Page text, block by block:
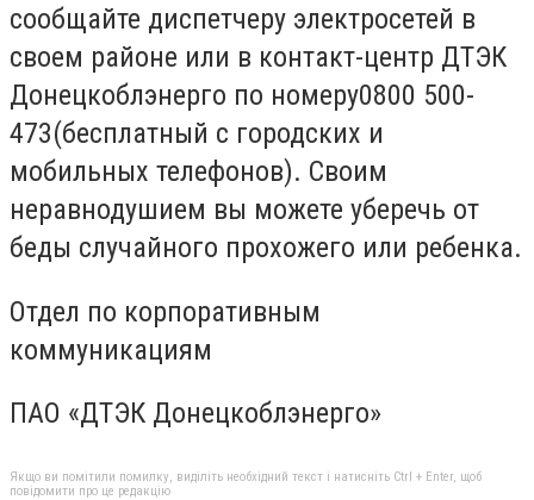
сообщайте диспетчеру электросетей в
своем районе или в контакт-центр ДТЭК
Донецкоблэнерго по номеру0800 500-
473(бесплатный с городских и
мобильных телефонов). Своим
неравнодушием вы можете уберечь от
беды случайного прохожего или ребенка.
Отдел по корпоративным
коммуникациям
ПАО «ДТЭК Донецкоблэнерго»
Якщо ви помітили помилку, виділіть необхідний текст і натисніть Ctrl + Enter, щоб
повідомити про це редакцію